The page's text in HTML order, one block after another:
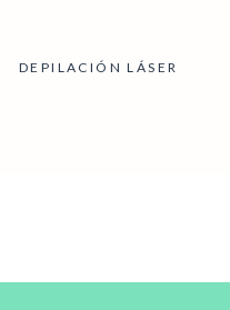
DEPILACIÓN LÁSER